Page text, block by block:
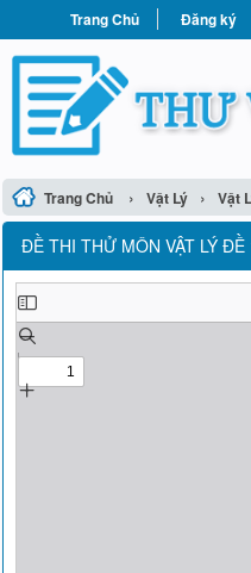
Trang Chủ Đăng ký
Trang Chủ › Vật Lý › Vật
ĐỀ THI THỬ MÔN VẬT LÝ